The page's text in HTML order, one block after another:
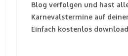
Blog verfolgen und hast
Karnevalstermine auf
Einfach kostenlos